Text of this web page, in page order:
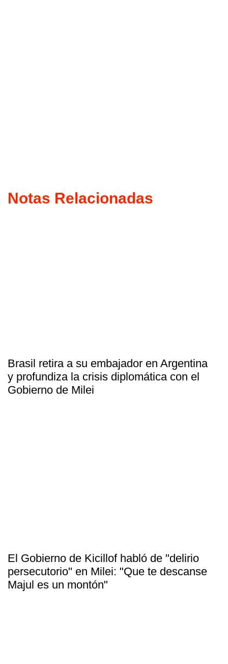
Notas Relacionadas
Brasil retira a su embajador en Argentina
y profundiza la crisis diplomática con el
Gobierno de Milei
El Gobierno de Kicillof habló de "delirio
persecutorio" en Milei: "Que te descanse
Majul es un montón"